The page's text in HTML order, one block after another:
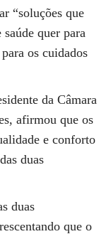
“soluções que
quer para
os cuidados
da Câmara
afirmou que os
e conforto
duas
duas
que o